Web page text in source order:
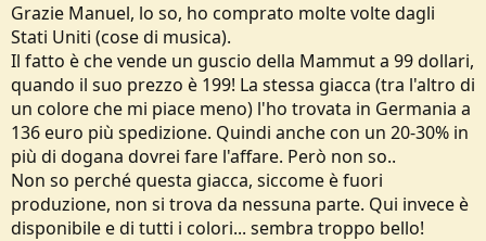
Grazie Manuel, lo so, ho comprato molte volte dagli
Stati Uniti (cose di musica).
Il fatto è che vende un guscio della Mammut a 99 dollari,
quando il suo prezzo è 199! La stessa giacca (tra l'altro di
un colore che mi piace meno) l'ho trovata in Germania a
136 euro più spedizione. Quindi anche con un 20-30% in
più di dogana dovrei fare l'affare. Però non so..
Non so perché questa giacca, siccome è fuori
produzione, non si trova da nessuna parte. Qui invece è
disponibile e di tutti i colori... sembra troppo bello!